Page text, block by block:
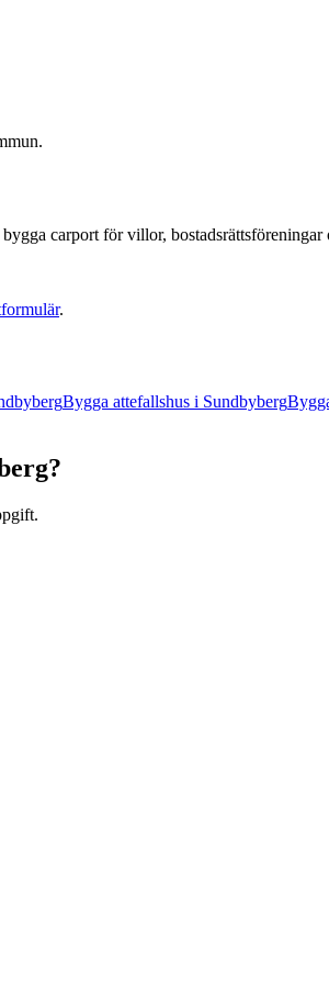
bygga carport för villor, bostadsrättsföreningar
.
Bygga attefallshus i Sundbyberg
?